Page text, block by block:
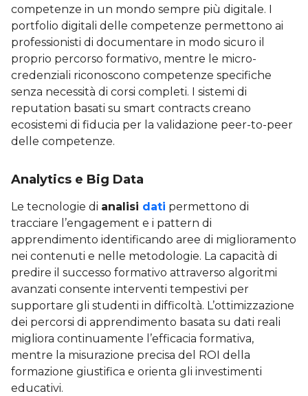
competenze in un mondo sempre più digitale. I
portfolio digitali delle competenze permettono ai
professionisti di documentare in modo sicuro il
proprio percorso formativo, mentre le micro-
credenziali riconoscono competenze specifiche
senza necessità di corsi completi. I sistemi di
reputation basati su smart contracts creano
ecosistemi di fiducia per la validazione peer-to-peer
delle competenze.
Analytics e Big Data
Le tecnologie di analisi dati permettono di
tracciare l’engagement e i pattern di
apprendimento identificando aree di miglioramento
nei contenuti e nelle metodologie. La capacità di
predire il successo formativo attraverso algoritmi
avanzati consente interventi tempestivi per
supportare gli studenti in difficoltà. L’ottimizzazione
dei percorsi di apprendimento basata su dati reali
migliora continuamente l’efficacia formativa,
mentre la misurazione precisa del ROI della
formazione giustifica e orienta gli investimenti
educativi.